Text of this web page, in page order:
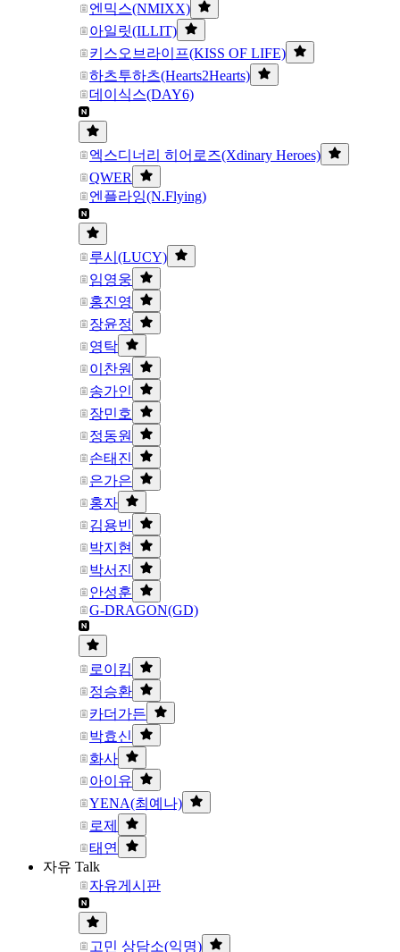
엔믹스(NMIXX)
아일릿(ILLIT)
키스오브라이프(KISS OF LIFE)
하츠투하츠(Hearts2Hearts)
데이식스(DAY6)
엑스디너리 히어로즈(Xdinary Heroes)
QWER
엔플라잉(N.Flying)
루시(LUCY)
임영웅
홍진영
장윤정
영탁
이찬원
송가인
장민호
정동원
손태진
은가은
홍자
김용빈
박지현
박서진
안성훈
G-DRAGON(GD)
로이킴
정승환
카더가든
박효신
화사
아이유
YENA(최예나)
로제
태연
자유 Talk
자유게시판
고민 상담소(익명)